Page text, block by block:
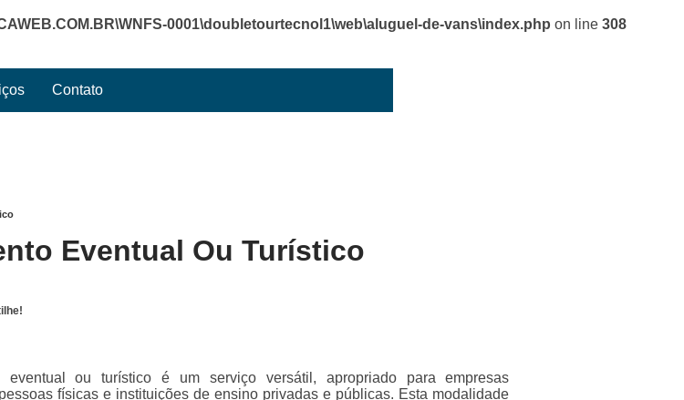
0001\doubletourtecnol1\web\aluguel-de-vans\index.php on line 308
Contato
Eventual Ou Turístico
eventual ou turístico é um serviço versátil, apropriado para empresas
físicas e instituições de ensino privadas e públicas. Esta modalidade